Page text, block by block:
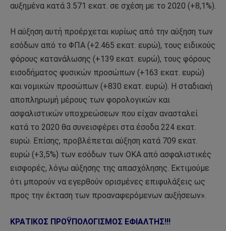
αυξημένα κατά 3.571 εκατ. σε σχέση με το 2020 (+8,1%).
Η αύξηση αυτή προέρχεται κυρίως από την αύξηση των
εσόδων από το ΦΠΑ (+2.465 εκατ. ευρώ), τους ειδικούς
φόρους κατανάλωσης (+139 εκατ. ευρώ), τους φόρους
εισοδήματος φυσικών προσώπων (+163 εκατ. ευρώ)
και νομικών προσώπων (+830 εκατ. ευρώ). Η σταδιακή
αποπληρωμή μέρους των φορολογικών και
ασφαλιστικών υποχρεώσεων που είχαν ανασταλεί
κατά το 2020 θα συνεισφέρει στα έσοδα 224 εκατ.
ευρώ. Επίσης, προβλέπεται αύξηση κατά 709 εκατ.
ευρώ (+3,5%) των εσόδων των ΟΚΑ από ασφαλιστικές
εισφορές, λόγω αύξησης της απασχόλησης. Εκτιμούμε
ότι μπορούν να εγερθούν ορισμένες επιφυλάξεις ως
προς την έκταση των προαναφερόμενων αυξήσεων».
ΚΡΑΤΙΚΟΣ ΠΡΟΫΠΟΛΟΓΙΣΜΟΣ ΕΦΙΑΛΤΗΣ!!!